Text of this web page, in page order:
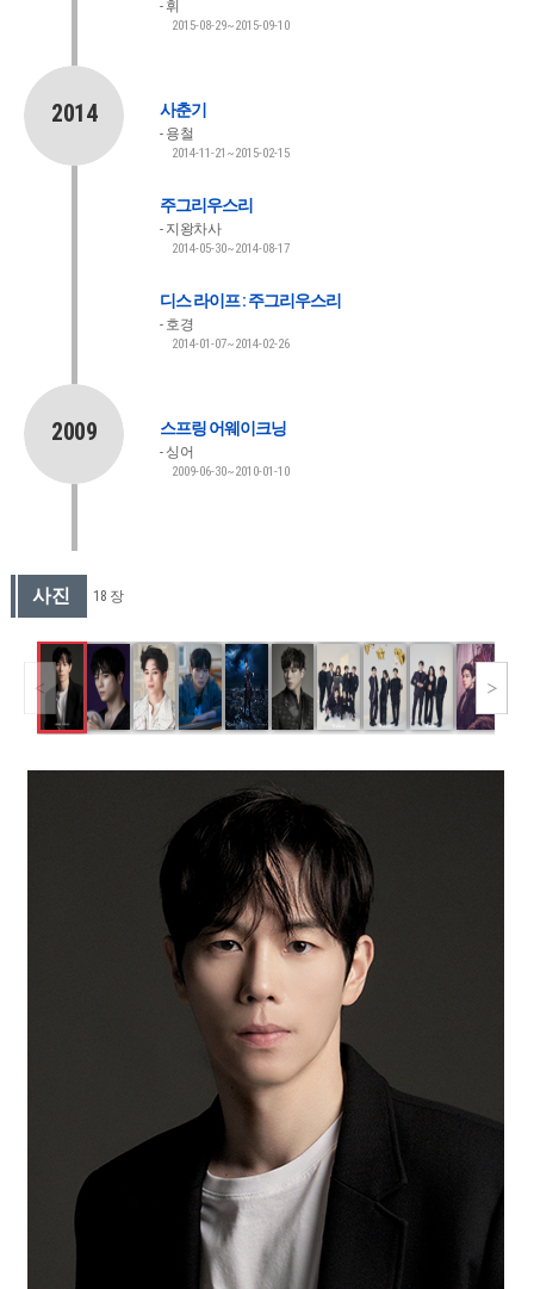
휘
2015-08-29~2015-09-10
2014 사춘기
용철
2014-11-21~2015-02-15
주그리우스리
지왕차사
2014-05-30~2014-08-17
디스 라이프 : 주그리우스리
호경
2014-01-07~2014-02-26
2009 스프링 어웨이크닝
싱어
2009-06-30~2010-01-10
사진 18 장